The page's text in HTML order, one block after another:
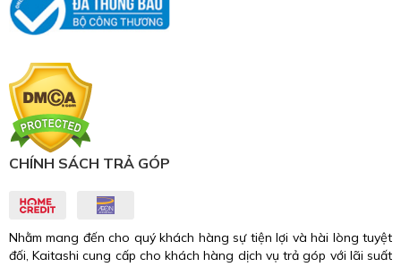
CHÍNH SÁCH TRẢ GÓP
Nhằm mang đến cho quý khách hàng sự tiện lợi và hài lòng tuyệt
đối, Kaitashi cung cấp cho khách hàng dịch vụ trả góp với lãi suất